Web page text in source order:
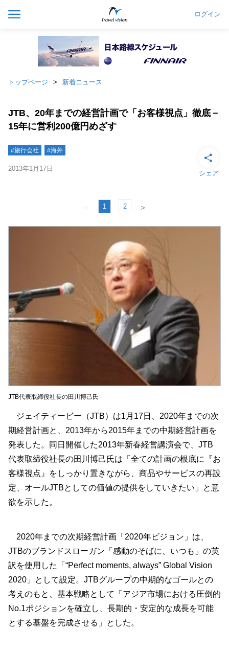
ログイン
トップページ 新着ニュース
JTB、20年までの経営計画で「お客様視点」徹底－
15年に営利200億円めざす
#旅行会社 #海外
2013年1月17日
シェア
＜ 1 2 ＞
JTB代表取締役社長の田川博己氏
ジェイティービー（JTB）は1月17日、2020年までの次
期経営計画と、2013年から2015年までの中期経営計画を
発表した。同日開催した2013年新春経営講演会で、JTB
代表取締役社長の田川博己氏は「全ての計画の根底に『お
客様視点』をしっかり置きながら、商品やサービスの再設
定、オールJTBとしての価値の提供をしていきたい」と意
欲を示した。
2020年までの次期経営計画「2020年ビジョン」は、
JTBのブランドスローガン「感動のそばに、いつも」の英
訳を使用した「“Perfect moments, always” Global Vision
2020」として設定。JTBグループの中期的なゴールとの
考えのもと、基本戦略として「アジア市場における圧倒的
No.1ポジションを確立し、長期的・安定的な成長を可能
とする基盤を完成させる」とした。